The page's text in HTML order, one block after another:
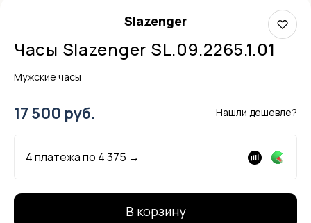
Slazenger
Часы Slazenger SL.09.2265.1.01
Мужские часы
17 500 руб. Нашли дешевле?
4 платежа по 4 375 →
В корзину